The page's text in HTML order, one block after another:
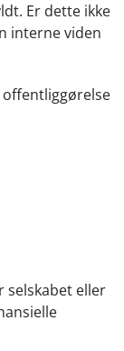
Er dette ikke
interne viden
selskabet eller